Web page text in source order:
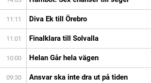
11:11 Diva Ek till Örebro
11:01 Finalklara till Solvalla
10:00 Helan Går hela vägen
09:30 Ansvar ska inte dra ut på tiden